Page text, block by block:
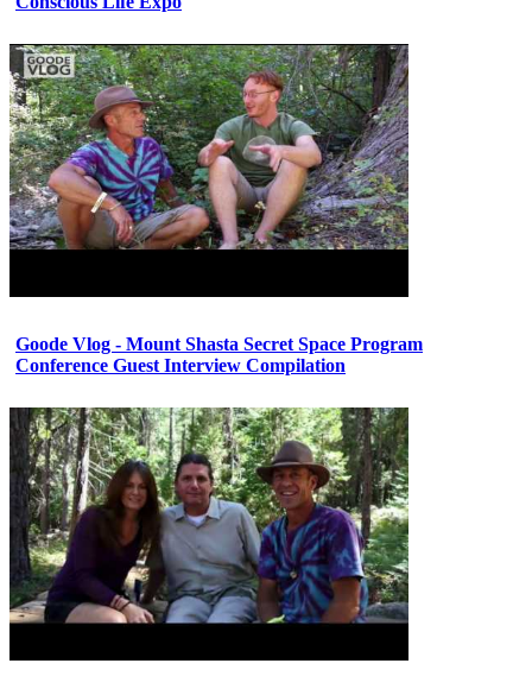
Goode Vlog - Mount Shasta Secret Space Program
Conference Guest Interview Compilation